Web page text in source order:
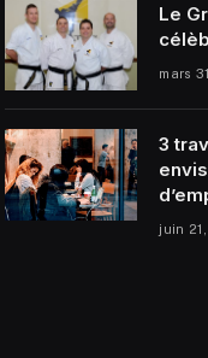
Le
mars
3
juin